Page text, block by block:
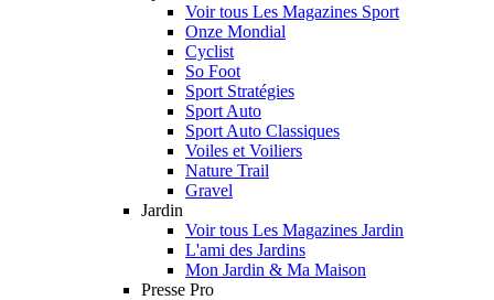
Voir tous Les Magazines Sport
Onze Mondial
Cyclist
So Foot
Sport Stratégies
Sport Auto
Sport Auto Classiques
Voiles et Voiliers
Nature Trail
Gravel
Jardin
Voir tous Les Magazines Jardin
L'ami des Jardins
Mon Jardin & Ma Maison
Presse Pro